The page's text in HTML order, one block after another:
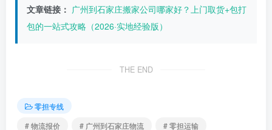
文章链接： 广州到石家庄搬家公司哪家好？上门取货+包打
包的一站式攻略（2026·实地经验版）
THE END
零担专线
# 物流报价
# 广州到石家庄物流
# 零担运输